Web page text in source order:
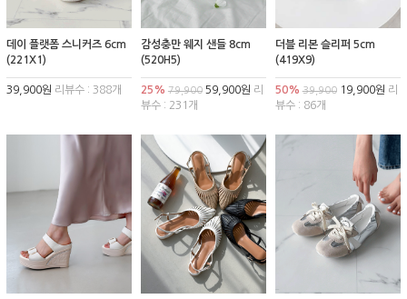
데이 플랫폼 스니커즈 6cm
(221X1)
39,900원 리뷰수 : 388개
감성충만 웨지 샌들 8cm
(520H5)
25% 79,90059,900원 리
뷰수 : 231개
더블 리본 슬리퍼 5cm
(419X9)
50% 39,90019,900원 리
뷰수 : 86개